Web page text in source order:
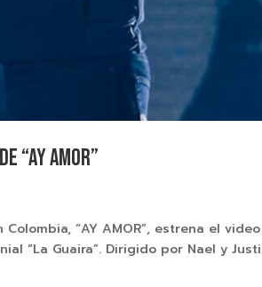
“Ay Amor”
“AY AMOR”, estrena el video
“La Guaira”. Dirigido por Nael y